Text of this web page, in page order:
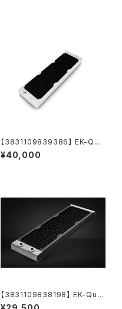
【3831109839386】 EK-Qua
ntum Surface P420M X-Flo
w - White
¥40,000
【3831109838198】 EK-Qua
ntum Surface S360 - Black